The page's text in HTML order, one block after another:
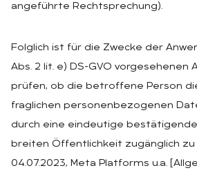
angeführte Rechtsprechung).
Folglich ist für die Zwecke der
Abs. 2 lit. e) DS-GVO vorgesehenen
prüfen, ob die betroffene Person
fraglichen personenbezogenen
durch eine eindeutige
breiten Öffentlichkeit zugänglich zu
04.07.2023, Meta Platforms u.a.